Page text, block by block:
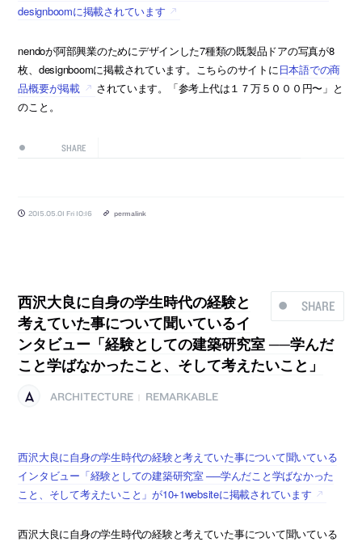
designboomに掲載されています
nendoが阿部興業のためにデザインした7種類の既製品ドアの写真が8
枚、designboomに掲載されています。こちらのサイトに日本語での商
品概要が掲載
されています。「参考上代は１７万５０００円〜」と
のこと。
SHARE
2015.05.01 Fri 10:16 permalink
SHARE
西沢大良に自身の学生時代の経験と
考えていた事について聞いているイ
ンタビュー「経験としての建築研究室 ──学んだ
こと学ばなかったこと、そして考えたいこと」
ARCHITECTURE REMARKABLE
西沢大良に自身の学生時代の経験と考えていた事について聞いている
インタビュー「経験としての建築研究室 ──学んだこと学ばなかった
こと、そして考えたいこと」が10+1websiteに掲載されています
西沢大良に自身の学生時代の経験と考えていた事について聞いている